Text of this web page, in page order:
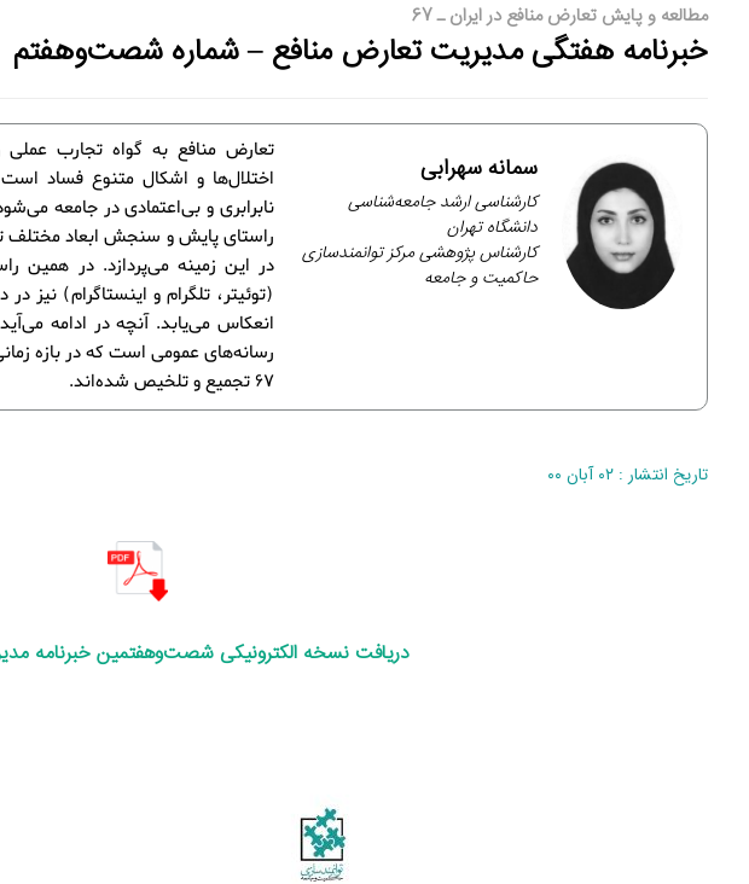
مطالعه و پایش تعارض منافع در ایران ـ 67
خبرنامه هفتگی مدیریت تعارض منافع – شماره شصت‌وهفتم
تعارض منافع به گواه تجارب
اختلال‌ها و اشکال متنوع فساد
نابرابری و بی‌اعتمادی در جامعه
راستای پایش و سنجش ابعاد مختلف
در این زمینه می‌پردازد. در همین
(توئیتر، تلگرام و اینستاگرام) نیز
انعکاس می‌یابد. آنچه در ادامه
67 تجمیع و تلخیص شده‌اند.
سمانه سهرابی
کارشناسی ارشد جامعه‌شناسی
دانشگاه تهران
کارشناس پژوهشی مرکز توانمندسازی
حاکمیت و جامعه
تاریخ انتشار : ۰۲ آبان ۰۰
دریافت نسخه الکترونیکی شصت‌وهفتمینخبرنامه